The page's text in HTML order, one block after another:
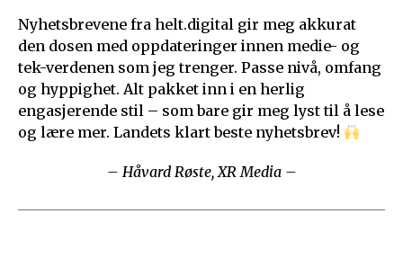
Nyhetsbrevene fra helt.digital gir meg akkurat
den dosen med oppdateringer innen medie- og
tek-verdenen som jeg trenger. Passe nivå, omfang
og hyppighet. Alt pakket inn i en herlig
engasjerende stil – som bare gir meg lyst til å lese
og lære mer. Landets klart beste nyhetsbrev!
– Håvard Røste, XR Media –